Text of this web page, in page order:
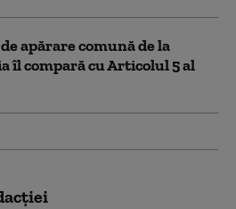
apărare comună de la
îl compară cu Articolul 5 al